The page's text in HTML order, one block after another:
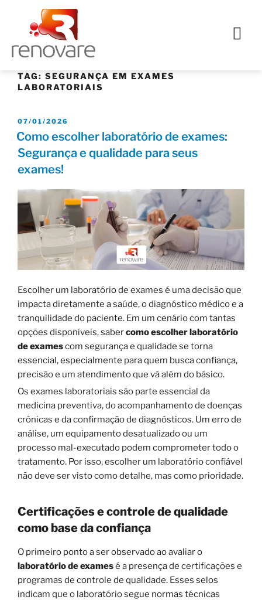
TAG: SEGURANÇA EM EXAMES
LABORATORIAIS
07/01/2026
Como escolher laboratório de exames:
Segurança e qualidade para seus
exames!
Escolher um laboratório de exames é uma decisão que
impacta diretamente a saúde, o diagnóstico médico e a
tranquilidade do paciente. Em um cenário com tantas
opções disponíveis, sabercomo escolher laboratório
de examescom segurança e qualidade se torna
essencial, especialmente para quem busca confiança,
precisão e um atendimento que vá além do básico.
Os exames laboratoriais são parte essencial da
medicina preventiva, do acompanhamento de doenças
crônicas e da confirmação de diagnósticos. Um erro de
análise, um equipamento desatualizado ou um
processo mal-executado podem comprometer todo o
tratamento. Por isso, escolher um laboratório confiável
não deve ser visto como detalhe, mas como prioridade.
Certificações e controle de qualidade
como base da confiança
O primeiro ponto a ser observado ao avaliar o
laboratório de examesé a presença de certificações e
programas de controle de qualidade. Esses selos
indicam que o laboratório segue normas técnicas